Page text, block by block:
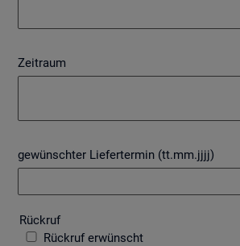
Zeitraum
gewünschter Liefertermin (tt.mm.jjjj)
Rück­ruf
Rückruf erwünscht